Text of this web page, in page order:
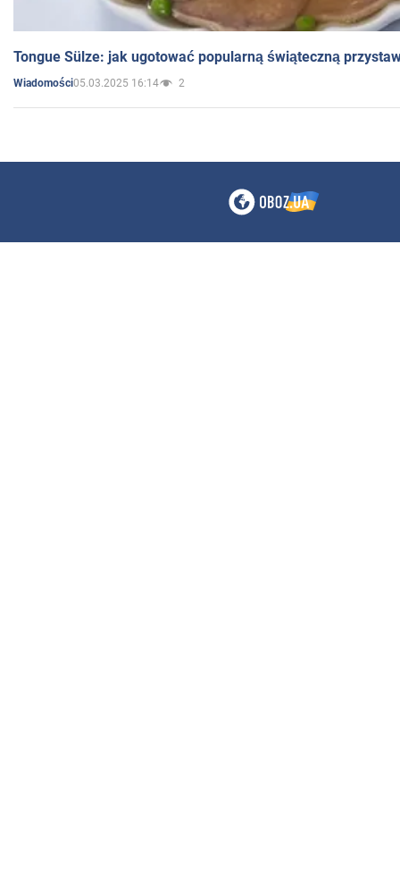
Tongue Sülze: jak ugotować popularną świąteczną
Wiadomości05.03.2025 16:14 2